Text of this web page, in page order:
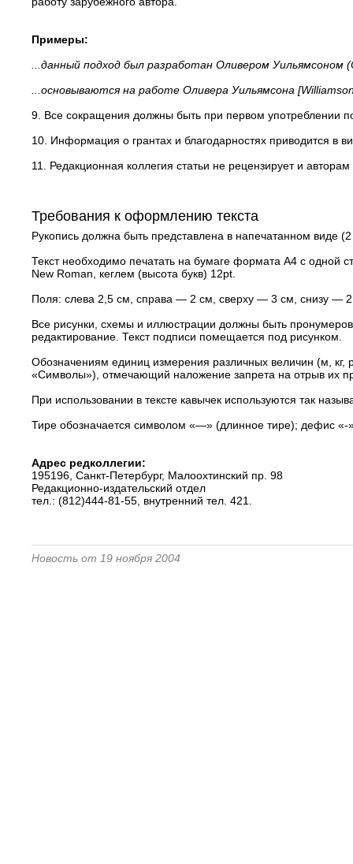
Примеры:
...данный подход был разработан Оливером Уильямсоном
...основываются на работе Оливера Уильямсона
9. Все сокращения должны быть при первом употреблении
10. Информация о грантах и благодарностях приводится в
11. Редакционная коллегия статьи не рецензирует и
Требования к оформлению текста
Рукопись должна быть представлена в напечатанном виде
Текст необходимо печатать на бумаге формата А4 с
New Roman, кеглем (высота букв) 12pt.
Поля: слева 2,5 см, справа — 2 см, сверху — 3 см, снизу —
Все рисунки, схемы и иллюстрации должны быть
редактирование. Текст подписи помещается под рисунком.
Обозначениям единиц измерения различных величин (м, кг,
«Символы»), отмечающий наложение запрета на отрыв их
При использовании в тексте кавычек используются так
Тире обозначается символом «—» (длинное тире); дефис «-
Адрес редколлегии:
195196, Санкт-Петербург, Малоохтинский пр. 98
Редакционно-издательский отдел
тел.: (812)444-81-55, внутренний тел. 421.
Новость от 19 ноября 2004